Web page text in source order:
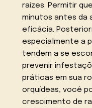
raízes. Permitir
minutos antes da
eficácia.
especialmente a
tendem a se
prevenir
práticas em sua
orquídeas, você
crescimento de